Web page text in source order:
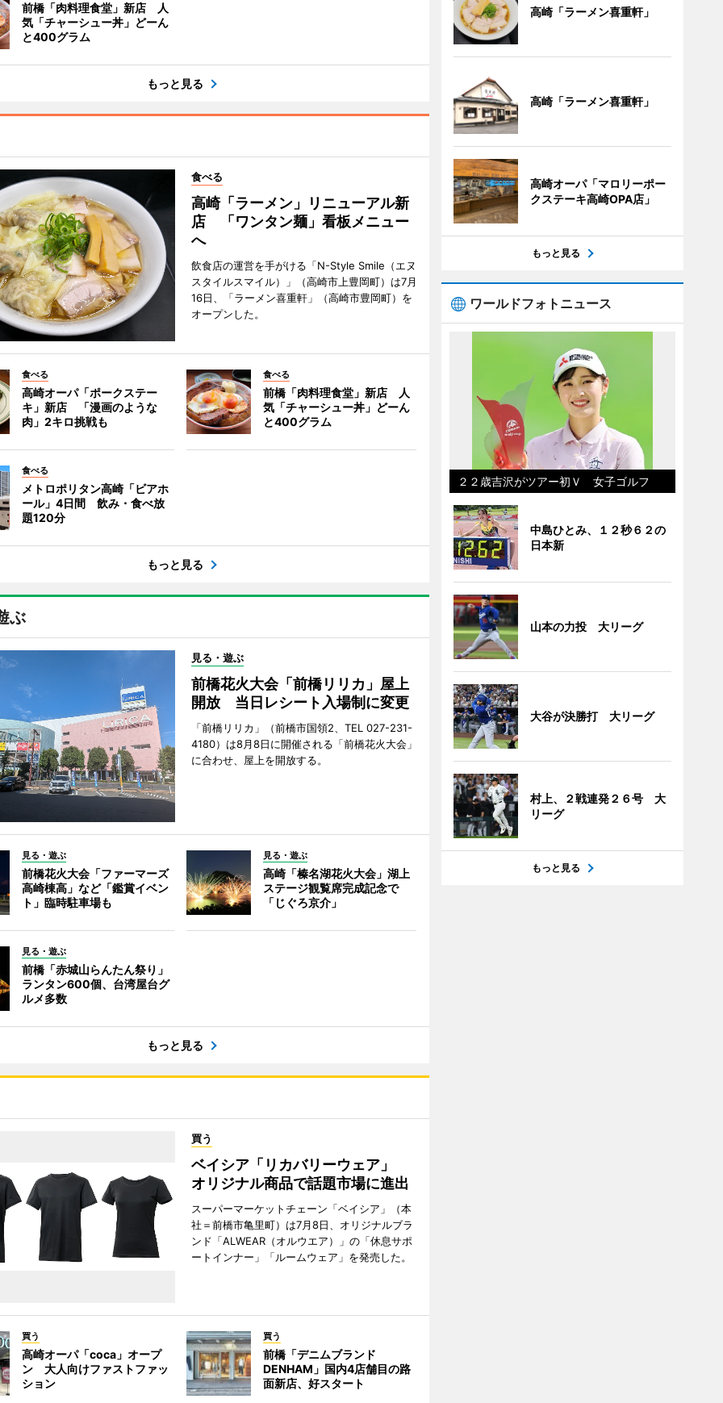
前橋「肉料理食堂」新店 人
気「チャーシュー丼」どーん
と400グラム
もっと見る
食べる
高崎「ラーメン」リニューアル新
店 「ワンタン麺」看板メニュー
へ
飲食店の運営を手がける「N-Style Smile（エヌ
スタイルスマイル）」（高崎市上豊岡町）は7月
16日、「ラーメン喜重軒」（高崎市豊岡町）を
オープンした。
食べる
高崎オーパ「ポークステー
キ」新店 「漫画のような
肉」2キロ挑戦も
食べる
前橋「肉料理食堂」新店 人
気「チャーシュー丼」どーん
と400グラム
食べる
メトロポリタン高崎「ビアホ
ール」4日間 飲み・食べ放
題120分
もっと見る
ぶ
見る・遊ぶ
前橋花火大会「前橋リリカ」屋上
開放 当日レシート入場制に変更
「前橋リリカ」（前橋市国領2、TEL 027-231-
4180）は8月8日に開催される「前橋花火大会」
に合わせ、屋上を開放する。
見る・遊ぶ
前橋花火大会「ファーマーズ
高崎棟高」など「鑑賞イベン
ト」臨時駐車場も
見る・遊ぶ
高崎「榛名湖花火大会」湖上
ステージ観覧席完成記念で
「じぐろ京介」
見る・遊ぶ
前橋「赤城山らんたん祭り」
ランタン600個、台湾屋台グ
ルメ多数
もっと見る
買う
ベイシア「リカバリーウェア」
オリジナル商品で話題市場に進出
スーパーマーケットチェーン「ベイシア」（本
社＝前橋市亀里町）は7月8日、オリジナルブラ
ンド「ALWEAR（オルウエア）」の「休息サポ
ートインナー」「ルームウェア」を発売した。
買う
高崎オーパ「coca」オープ
ン 大人向けファストファッ
ション
買う
前橋「デニムブランド
DENHAM」国内4店舗目の路
面新店、好スタート
高崎「ラーメン喜重軒」
高崎「ラーメン喜重軒」
高崎オーパ「マロリーポー
クステーキ高崎OPA店」
もっと見る
ワールドフォトニュース
２２歳吉沢がツアー初Ｖ 女子ゴルフ
中島ひとみ、１２秒６２の
日本新
山本の力投 大リーグ
大谷が決勝打 大リーグ
村上、２戦連発２６号 大
リーグ
もっと見る